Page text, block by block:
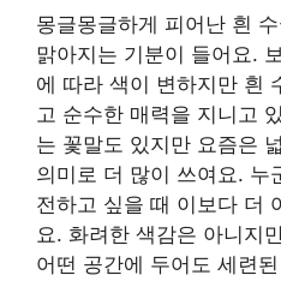
몽글몽글하게 피어난 흰
맑아지는 기분이 들어요.
에 따라 색이 변하지만 흰
고 순수한 매력을 지니고
는 꽃말도 있지만 요즘은
의미로 더 많이 쓰여요. 누
전하고 싶을 때 이보다 더
요. 화려한 색감은 아니지
어떤 공간에 두어도 세련